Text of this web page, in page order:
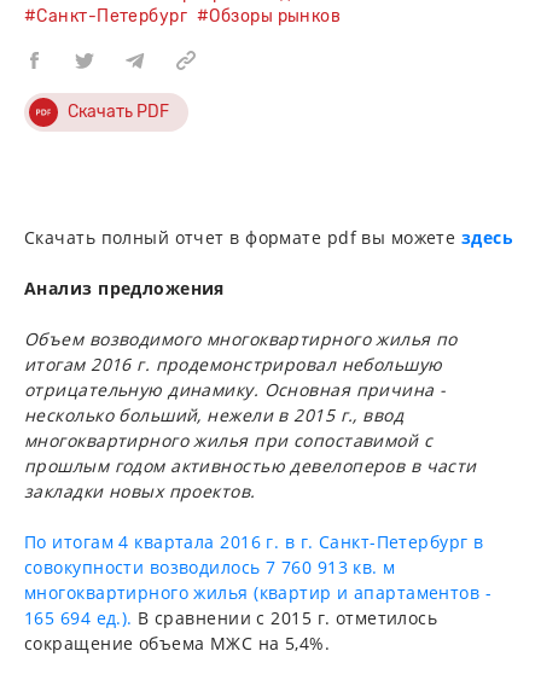
#Санкт-Петербург #Обзоры рынков
Скачать PDF
Скачать полный отчет в формате pdf вы можете здесь
Анализ предложения
Объем возводимого многоквартирного жилья по
итогам 2016 г. продемонстрировал небольшую
отрицательную динамику. Основная причина -
несколько больший, нежели в 2015 г., ввод
многоквартирного жилья при сопоставимой с
прошлым годом активностью девелоперов в части
закладки новых проектов.
По итогам 4 квартала 2016 г. в г. Санкт-Петербург в
совокупности возводилось 7 760 913 кв. м
многоквартирного жилья (квартир и апартаментов -
165 694 ед.). В сравнении с 2015 г. отметилось
сокращение объема МЖС на 5,4%.